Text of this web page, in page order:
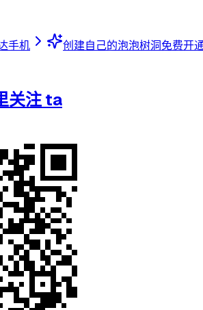
手机 创建自己的泡泡树洞免费开
关注 ta